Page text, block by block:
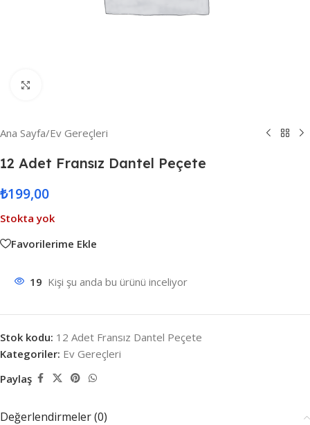
Ana Sayfa/Ev Gereçleri
12 Adet Fransız Dantel Peçete
₺199,00
Stokta yok
Favorilerime Ekle
19 Kişi şu anda bu ürünü inceliyor
Stok kodu: 12 Adet Fransız Dantel Peçete
Kategoriler: Ev Gereçleri
Paylaş
Değerlendirmeler (0)